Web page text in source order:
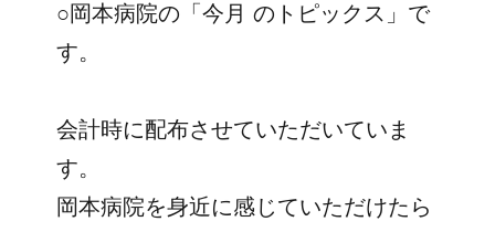
○岡本病院の「今月 のトピックス」で
す。
会計時に配布させていただいていま
す。
岡本病院を身近に感じていただけたら